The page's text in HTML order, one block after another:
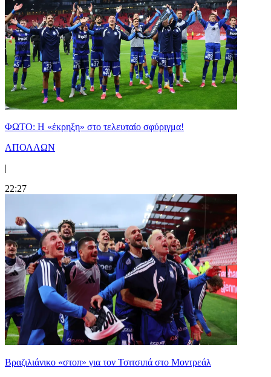
ΦΩΤΟ: Η «έκρηξη» στο τελευταίο σφύριγμα!
ΑΠΟΛΛΩΝ
|
22:27
Βραζιλιάνικο «στοπ» για τον Τσιτσιπά στο Μοντρεάλ